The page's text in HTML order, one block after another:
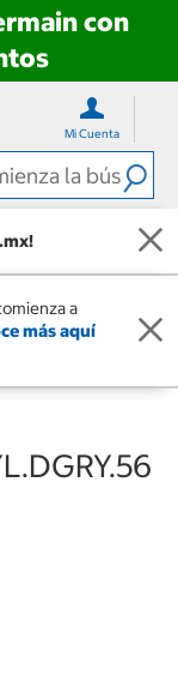
con
Mi Cuenta
a
más aquí